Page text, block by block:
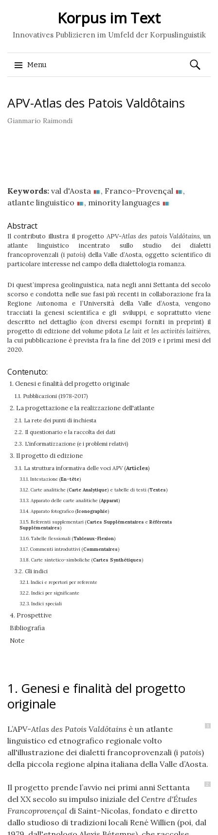
Korpus im Text
Innovatives Publizieren im Umfeld der Korpuslinguistik
Menu
to
Ricerca
per:
APV-Atlas des Patois Valdôtains
Gianmario Raimondi
Keywords: val d'Aosta , Franco-Provençal
,
atlante linguistico
, minority languages
Abstract
Il contributo illustra il progetto APV-Atlas des patois Valdôtains, un
atlante linguistico incentrato sullo studio dei dialetti
francoprovenzali (i patois) della Valle d’Aosta, oggetto scientifico di
particolare interesse nel campo della dialettologia romanza.
Di quest’impresa geolinguistica, nata negli anni Settanta del secolo
scorso e condotta nelle sue fasi più recenti in collaborazione fra la
Regione Autonoma e l’Università della Valle d’Aosta, vengono
tracciati la genesi scientifica e gli sviluppi, e soprattutto viene
descritto nel dettaglio (con diversi esempi forniti in preprint) il
progetto di edizione del volume pilota Le lait et les activités laitières,
la cui pubblicazione è prevista fra la fine del 2019 e i primi mesi del
2020.
Contenuto:
1. Genesi e finalità del progetto originale
1.1. Pubblicazioni (1978-2017)
2. La progettazione e la realizzazione dell'atlante
2.1. La rete dei punti di inchiesta
2.2. Il questionario e la raccolta dei dati
2.3. L'informatizzazione (e i problemi relativi)
3. Il progetto di edizione
3.1. La struttura informativa delle voci APV (Articles)
3.1.1. Intestazione (En-tête)
3.1.2. Carte analitiche (Carte Analytique) e tabelle di testi (Textes)
3.1.3. Apparato delle carte analitiche (Apparat)
3.1.4. Apparato fotografico (Iconographie)
3.1.5. Referenti supplementari (Cartes Supplémentaires e Référents
Supplémentaires)
3.1.6. Tabelle flessionali (Tableaux-Flexion)
3.1.7. Commenti introduttivi (Commentaires)
3.1.8. Carte sintetico-simboliche (Cartes Synthétiques)
3.2. Gli indici
3.2.1. Indici e repertori per referente
3.2.2. Indici per significante
3.2.3. Indici speciali
4. Prospettive
Bibliografia
Note
1. Genesi e finalità del progetto
originale
1
L’APV-Atlas des Patois Valdôtains è un atlante
linguistico ed etnografico regionale volto
all'illustrazione dei dialetti francoprovenzali (i patois)
della piccola regione alpina italiana della Valle d’Aosta.
2
Il progetto prende l’avvio nei primi anni Settanta
del XX secolo su impulso iniziale del Centre d'Études
Francoprovençal di Saint-Nicolas, fondato e diretto
dallo studioso di tradizioni locali René Willien (poi, dal